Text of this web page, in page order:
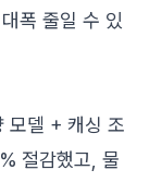
폭 줄일 수 있
모델 + 캐싱 조
절감했고, 물